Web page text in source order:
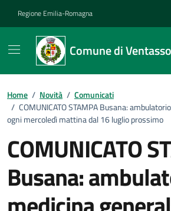
Regione Emilia-Romagna
Comune di Ventasso
Home / Novità / Comunicati
/ COMUNICATO STAMPA Busana:
ogni mercoledì mattina dal 16 luglio prossimo
COMUNICATO
Busana: